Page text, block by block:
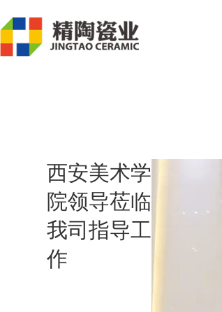
西安美术学
院领导莅临
我司指导工
作